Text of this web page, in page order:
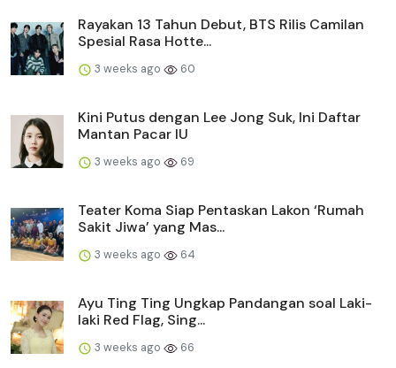
Rayakan 13 Tahun Debut, BTS Rilis Camilan
Spesial Rasa Hotte...
3 weeks ago 60
Kini Putus dengan Lee Jong Suk, Ini Daftar
Mantan Pacar IU
3 weeks ago 69
Teater Koma Siap Pentaskan Lakon ‘Rumah
Sakit Jiwa’ yang Mas...
3 weeks ago 64
Ayu Ting Ting Ungkap Pandangan soal Laki-
laki Red Flag, Sing...
3 weeks ago 66